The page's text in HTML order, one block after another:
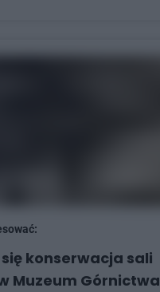
konserwacja sali
Muzeum Górnictwa